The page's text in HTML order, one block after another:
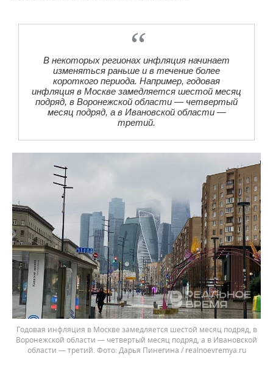
В некоторых регионах инфляция начинает
изменяться раньше и в течение более
короткого периода. Например, годовая
инфляция в Москве замедляется шестой месяц
подряд, в Воронежской области — четвертый
месяц подряд, а в Ивановской области —
третий.
Годовая инфляция в Москве замедляется шестой месяц подряд, в
Воронежской области — четвертый месяц подряд, а в Ивановской
области — третий.
Дарья Пинегина / realnoevremya.ru